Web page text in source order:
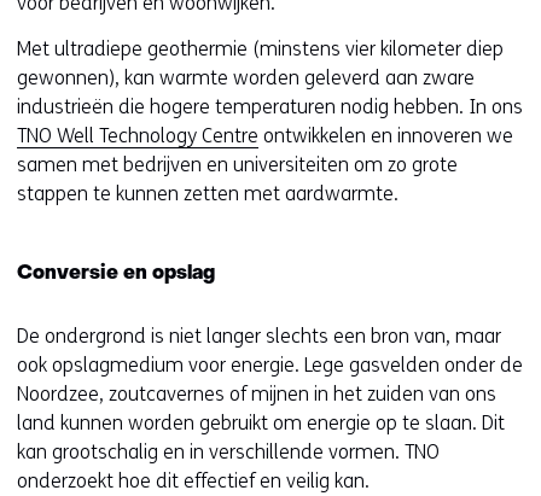
Met ultradiepe geothermie (minstens vier kilometer diep
gewonnen), kan warmte worden geleverd aan zware
industrieën die hogere temperaturen nodig hebben. In ons
TNO Well Technology Centre ontwikkelen en innoveren we
samen met bedrijven en universiteiten om zo grote
stappen te kunnen zetten met aardwarmte.
Conversie en opslag
De ondergrond is niet langer slechts een bron van, maar
ook opslagmedium voor energie. Lege gasvelden onder de
Noordzee, zoutcavernes of mijnen in het zuiden van ons
land kunnen worden gebruikt om energie op te slaan. Dit
kan grootschalig en in verschillende vormen. TNO
onderzoekt hoe dit effectief en veilig kan.